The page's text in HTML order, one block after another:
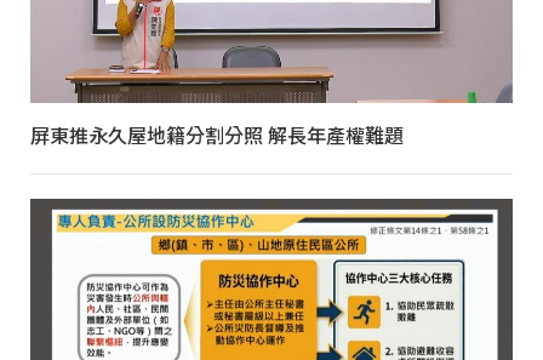
屏東推永久屋地籍分割分照 解長年產權難題